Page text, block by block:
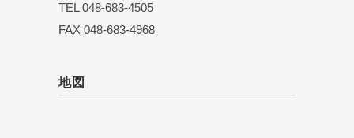
TEL 048-683-4505
FAX 048-683-4968
地図